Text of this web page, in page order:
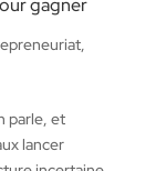
gagner
,
parle, et
lancer